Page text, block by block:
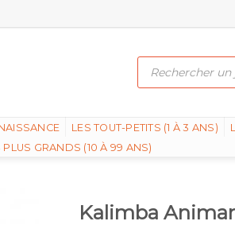
Recherche
LES TOUT-PETITS (1 À 3 ANS)
PLUS GRANDS (10 À 99 ANS)
Kalimba